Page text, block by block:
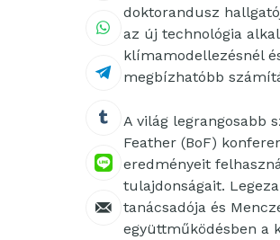
doktorandusz
az új technológia
klímamodellezésnél
megbízhatóbb
A világ legrangosabb
Feather (BoF)
eredményeit
tulajdonságait.
tanácsadója és
együttműködésben a